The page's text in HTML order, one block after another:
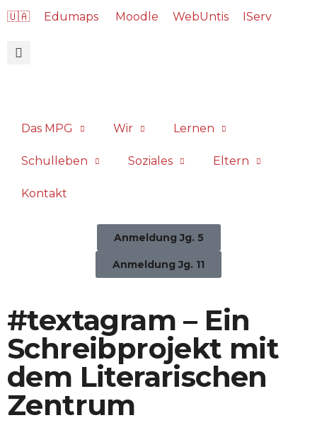
🇺🇦 Edumaps Moodle WebUntis IServ
Das MPG Wir Lernen
Schulleben Soziales Eltern
Kontakt
Anmeldung Jg. 5
Anmeldung Jg. 11
#textagram – Ein
Schreibprojekt mit
dem Literarischen
Zentrum